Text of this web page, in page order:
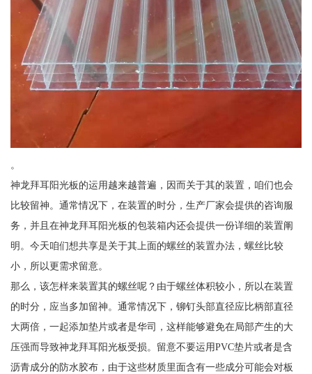
。
神龙拜耳阳光板的运用越来越普遍，因而关于其的装置，咱们也会
比较留神。通常情况下，在装置的时分，生产厂家会提供的咨询服
务，并且在神龙拜耳阳光板的包装箱内还会提供一份详细的装置阐
明。今天咱们想共享是关于其上面的螺丝的装置办法，螺丝比较
小，所以更需求留意。
那么，该怎样来装置其的螺丝呢？由于螺丝体积较小，所以在装置
的时分，应当多加留神。通常情况下，铆钉头部直径应比柄部直径
大两倍，一起添加垫片或者是华司，这样能够避免在局部产生的大
压强而导致神龙拜耳阳光板受损。留意不要运用PVC垫片或者是含
沥青成分的防水胶布，由于这些材质里面含有一些成分可能会对板